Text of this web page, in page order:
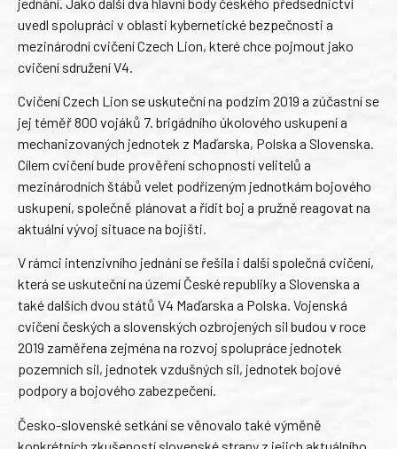
uvedl spolupráci v oblasti kybernetické bezpečnosti a
mezinárodní cvičení Czech Lion, které chce pojmout jako
cvičení sdružení V4.
Cvičení Czech Lion se uskuteční na podzim 2019 a zúčastní se
jej téměř 800 vojáků 7. brigádního úkolového uskupení a
mechanizovaných jednotek z Maďarska, Polska a Slovenska.
Cílem cvičení bude prověření schopností velitelů a
mezinárodních štábů velet podřízeným jednotkám bojového
uskupení, společně plánovat a řídit boj a pružně reagovat na
aktuální vývoj situace na bojišti.
V rámci intenzivního jednání se řešila i další společná cvičení,
která se uskuteční na území České republiky a Slovenska a
také dalších dvou států V4 Maďarska a Polska. Vojenská
cvičení českých a slovenských ozbrojených sil budou v roce
2019 zaměřena zejména na rozvoj spolupráce jednotek
pozemních sil, jednotek vzdušných sil, jednotek bojové
podpory a bojového zabezpečení.
Česko-slovenské setkání se věnovalo také výměně